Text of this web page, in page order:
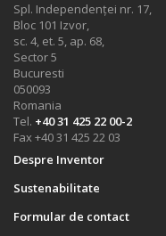
Spl. Independenței nr. 17,
Bloc 101 Izvor,
sc. 4, et. 5, ap. 68,
Sector 5
Bucuresti
050093
Romania
Tel. +40 31 425 22 00-2
Fax +40 31 425 22 03
Despre Inventor
Sustenabilitate
Formular de contact